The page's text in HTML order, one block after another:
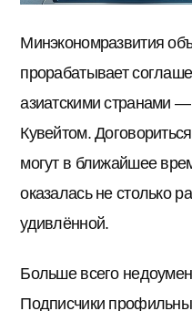
Минэкономразвития
прорабатывает
азиатскими странами
Кувейтом.
могут в ближайшее
оказалась не столько
удивлённой.
Больше всего
Подписчики